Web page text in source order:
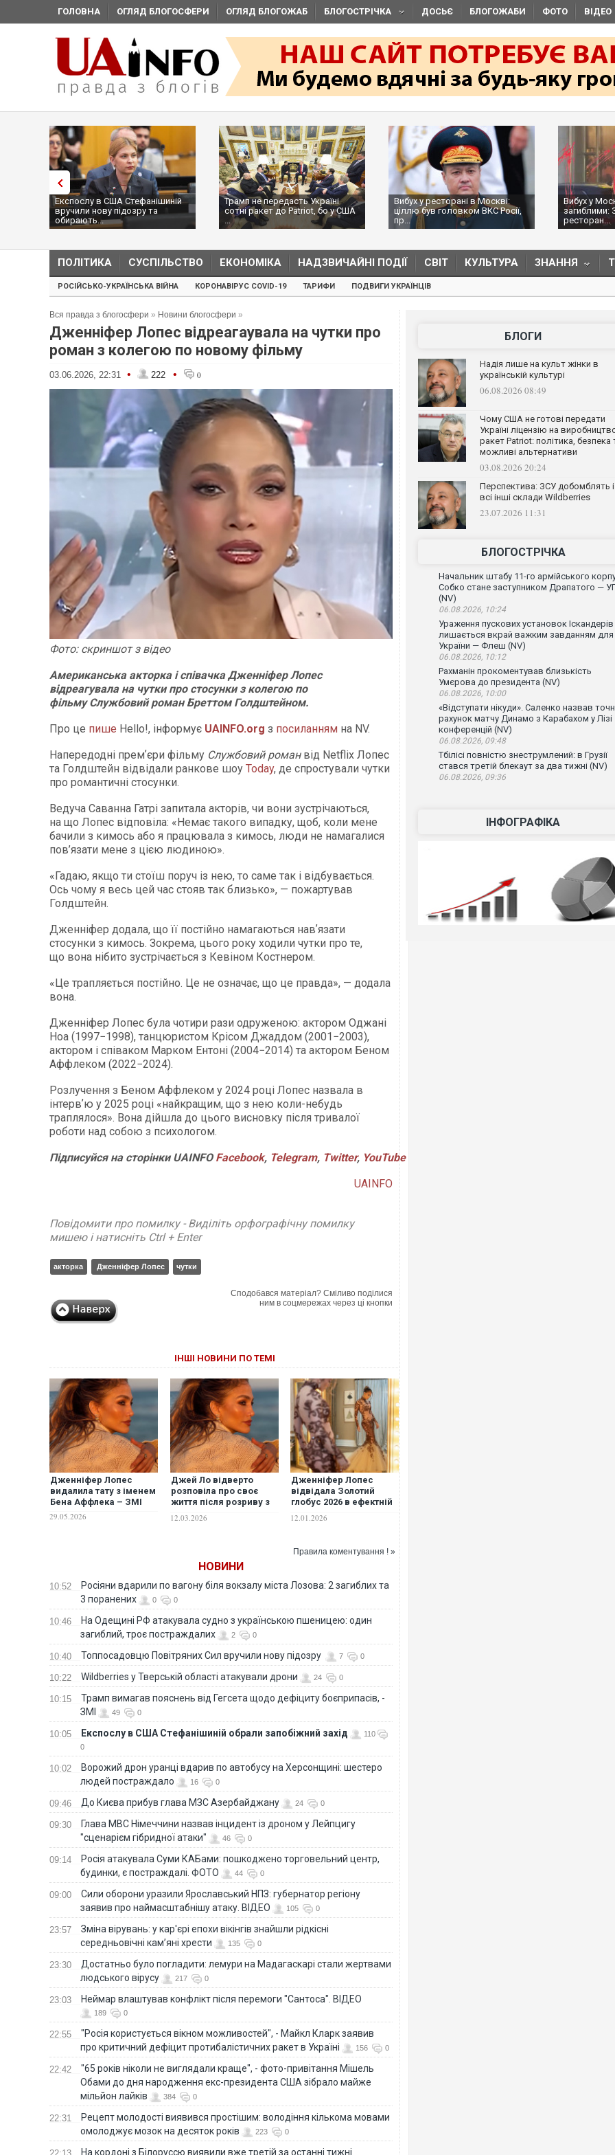
ГОЛОВНА ОГЛЯД БЛОГОСФЕРИ ОГЛЯД БЛОГОЖАБ БЛОГОСТРІЧКА ДОСЬЄ БЛОГОЖАБИ ФОТО ВІДЕО
Експослу в США Стефанішиній
вручили нову підозру та
обирають...
Трамп не передасть Україні
сотні ракет до Patriot, бо у США
...
Вибух у ресторані в Москві:
ціллю був головком ВКС Росії,
пр...
Вибух у
загиблими:
ресторан...
ПОЛІТИКА СУСПІЛЬСТВО ЕКОНОМІКА НАДЗВИЧАЙНІ ПОДІЇ СВІТ КУЛЬТУРА ЗНАННЯ
РОСІЙСЬКО-УКРАЇНСЬКА ВІЙНА КОРОНАВІРУС COVID-19 ТАРИФИ ПОДВИГИ УКРАЇНЦІВ
Вся правда з блогосфери » Новини блогосфери »
Дженніфер Лопес відреагаувала на чутки про
роман з колегою по новому фільму
03.06.2026, 22:31 • 222 • 0
Фото: скриншот з відео
Американська акторка і співачка Дженніфер Лопес
відреагувала на чутки про стосунки з колегою по
фільму Службовий роман Бреттом Голдштейном.
Про це пише Hello!, інформує UAINFO.org з посиланням на NV.
Напередодні премʼєри фільму Службовий роман від Netflix Лопес
та Голдштейн відвідали ранкове шоу Today, де спростували чутки
про романтичні стосунки.
Ведуча Саванна Гатрі запитала акторів, чи вони зустрічаються,
на що Лопес відповіла: «Немає такого випадку, щоб, коли мене
бачили з кимось або я працювала з кимось, люди не намагалися
пов’язати мене з цією людиною».
«Гадаю, якщо ти стоїш поруч із нею, то саме так і відбувається.
Ось чому я весь цей час стояв так близько», — пожартував
Голдштейн.
Дженніфер додала, що її постійно намагаються навʼязати
стосунки з кимось. Зокрема, цього року ходили чутки про те,
що вона нібито зустрічається з Кевіном Костнером.
«Це трапляється постійно. Це не означає, що це правда», — додала
вона.
Дженніфер Лопес була чотири рази одруженою: актором Оджані
Ноа (1997−1998), танцюристом Крісом Джаддом (2001−2003),
актором і співаком Марком Ентоні (2004−2014) та актором Беном
Аффлеком (2022−2024).
Розлучення з Беном Аффлеком у 2024 році Лопес назвала в
інтервʼю у 2025 році «найкращим, що з нею коли-небудь
траплялося». Вона дійшла до цього висновку після тривалої
роботи над собою з психологом.
ПідписуйсянасторінкиUAINFO Facebook, Telegram, Twitter, YouTube
UAINFO
Повідомити про помилку - Виділіть орфографічну помилку
мишею і натисніть Ctrl + Enter
акторка Дженніфер Лопес чутки
Сподобався матеріал? Сміливо поділися
ним в соцмережах через ці кнопки
ІНШІ НОВИНИ ПО ТЕМІ
Дженніфер Лопес
видалила тату з іменем
Бена Аффлека – ЗМІ
29.05.2026
Джей Ло відверто
розповіла про своє
життя після розриву з
12.03.2026
Дженніфер Лопес
відвідала Золотий
глобус 2026 в ефектній
12.01.2026
Правила коментування ! »
НОВИНИ
10:52
Росіяни вдарили по вагону біля вокзалу міста Лозова: 2 загиблих та
3 поранених
0 0
10:46
На Одещині РФ атакувала судно з українською пшеницею: один
загиблий, троє постраждалих
2 0
10:40 Топпосадовцю Повітряних Сил вручили нову підозру 7 0
10:22 Wildberries у Тверській області атакували дрони 24 0
10:15
Трамп вимагав пояснень від Гегсета щодо дефіциту боєприпасів, -
ЗМІ
49 0
10:05 Експослу в США Стефанішиній обрали запобіжний захід
110
0
10:02
Ворожий дрон уранці вдарив по автобусу на Херсонщині: шестеро
людей постраждало
16 0
09:46 До Києва прибув глава МЗС Азербайджану 24 0
09:30
Глава МВС Німеччини назвав інцидент із дроном у Лейпцигу
"сценарієм гібридної атаки"
46 0
09:14
Росія атакувала Суми КАБами: пошкоджено торговельний центр,
будинки, є постраждалі. ФОТО
44 0
09:00
Сили оборони уразили Ярославський НПЗ: губернатор регіону
заявив про наймасштабнішу атаку. ВІДЕО
105 0
23:57
Зміна вірувань: у кар'єрі епохи вікінгів знайшли рідкісні
середньовічні кам’яні хрести
135 0
23:30
Достатньо було погладити: лемури на Мадагаскарі стали жертвами
людського вірусу
217 0
23:03 Неймар влаштував конфлікт після перемоги "Сантоса". ВІДЕО
189 0
22:55
"Росія користується вікном можливостей", - Майкл Кларк заявив
про критичний дефіцит протибалістичних ракет в Україні
156 0
22:42
"65 років ніколи не виглядали краще", - фото-привітання Мішель
Обами до дня народження екс-президента США зібрало майже
мільйон лайків
384 0
22:31
Рецепт молодості виявився простішим: володіння кількома мовами
омолоджує мозок на десяток років
223 0
На кордоні з Білоруссю виявили вже третій за останні тижні
БЛОГИ
Надія лише на культ жінки в
українській культурі
06.08.2026 08:49
Чому США не готові передати
Україні ліцензію на
ракет Patriot: політика, безпека
можливі альтернативи
03.08.2026 20:24
Перспектива: ЗСУ добомблять і
всі інші склади Wildberries
23.07.2026 11:31
БЛОГОСТРІЧКА
Начальник штабу 11-го армійського
Собко стане заступником Драпатого —
(NV)
06.08.2026, 10:24
Ураження пускових установок Іскандерів
лишається вкрай важким завданням для
України — Флеш (NV)
06.08.2026, 10:12
Рахманін прокоментував близькість
Умєрова до президента (NV)
06.08.2026, 10:00
«Відступати нікуди». Саленко назвав
рахунок матчу Динамо з Карабахом у Лізі
конференцій (NV)
06.08.2026, 09:48
Тбілісі повністю знеструмлений: в Грузії
стався третій блекаут за два тижні (NV)
06.08.2026, 09:36
ІНФОГРАФІКА
Росія атакувала Суми КАБами:
торговельний центр, будинки, є
Топпосадовцю Повітряних Сил